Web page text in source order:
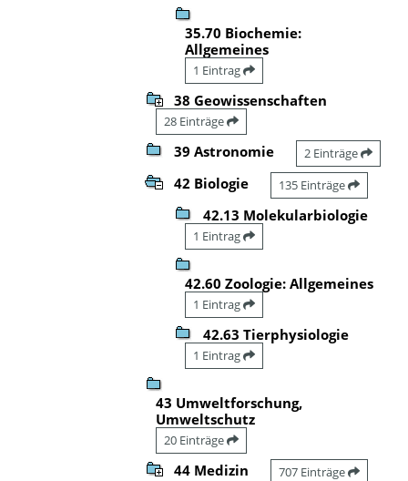
35.70 Biochemie:
Allgemeines
1 Eintrag
38 Geowissenschaften
28 Einträge
39 Astronomie 2 Einträge
42 Biologie 135 Einträge
42.13 Molekularbiologie
1 Eintrag
42.60 Zoologie: Allgemeines
1 Eintrag
42.63 Tierphysiologie
1 Eintrag
43 Umweltforschung,
Umweltschutz
20 Einträge
44 Medizin 707 Einträge